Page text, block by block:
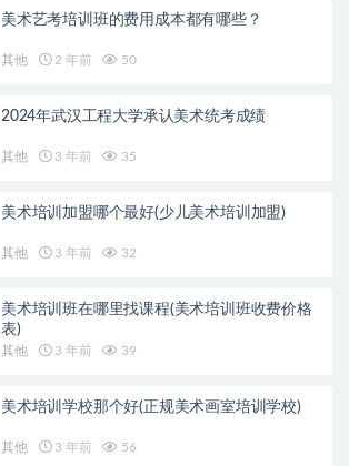
美术艺考培训班的费用成本都有哪些？
其他 2 年前 50
2024年武汉工程大学承认美术统考成绩
其他 3 年前 35
美术培训加盟哪个最好(少儿美术培训加盟)
其他 3 年前 32
美术培训班在哪里找课程(美术培训班收费价格
表)
其他 3 年前 39
美术培训学校那个好(正规美术画室培训学校)
其他 3 年前 56